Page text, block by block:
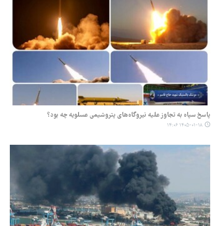
پاسخ سپاه به تجاوز علیه نیروگاه‌های پتروشیمی عسلویه چه بود؟
۱۴۰۵-۰۱-۱۸ ۱۴:۰۶